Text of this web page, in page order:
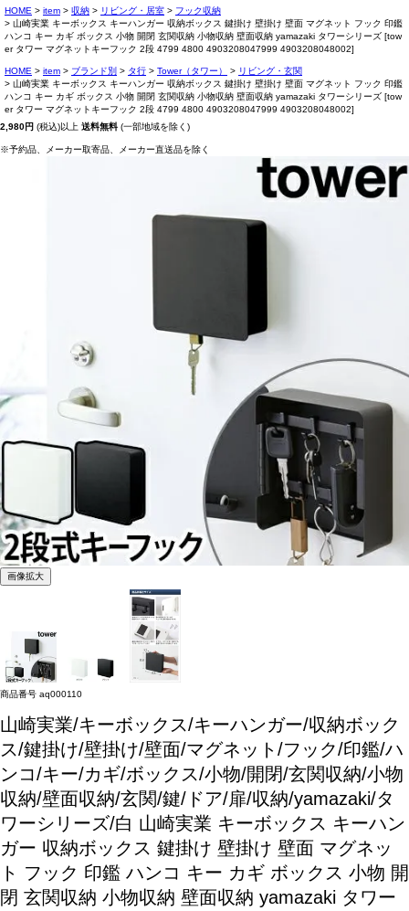
HOME item 収納 リビング・居室
フック収納
山崎実業 キーボックス キーハンガー 収納ボックス 鍵掛け 壁掛け 壁面 マグネット フック 印鑑
ハンコ キー カギ ボックス 小物 開閉 玄関収納 小物収納 壁面収納 yamazaki タワーシリーズ [tow
er タワー マグネットキーフック 2段 4799 4800 4903208047999 4903208048002]
HOME item ブランド別 タ行 Tower（タワー）
リビング・玄関
山崎実業 キーボックス キーハンガー 収納ボックス 鍵掛け 壁掛け 壁面 マグネット フック 印鑑
ハンコ キー カギ ボックス 小物 開閉 玄関収納 小物収納 壁面収納 yamazaki タワーシリーズ [tow
er タワー マグネットキーフック 2段 4799 4800 4903208047999 4903208048002]
2,980円 (税込)以上 送料無料 (一部地域を除く)
※予約品、メーカー取寄品、メーカー直送品を除く
画像拡大
商品番号 aq000110
山崎実業/キーボックス/キーハンガー/収納ボック
ス/鍵掛け/壁掛け/壁面/マグネット/フック/印鑑/ハ
ンコ/キー/カギ/ボックス/小物/開閉/玄関収納/小物
収納/壁面収納/玄関/鍵/ドア/扉/収納/yamazaki/タ
ワーシリーズ/白 山崎実業 キーボックス キーハン
ガー 収納ボックス 鍵掛け 壁掛け 壁面 マグネッ
ト フック 印鑑 ハンコ キー カギ ボックス 小物 開
閉 玄関収納 小物収納 壁面収納 yamazaki タワー